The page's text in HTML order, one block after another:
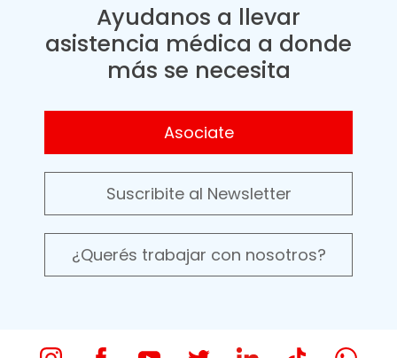
Ayudanos a llevar
asistencia médica a donde
más se necesita
Asociate
Suscribite al Newsletter
¿Querés trabajar con nosotros?